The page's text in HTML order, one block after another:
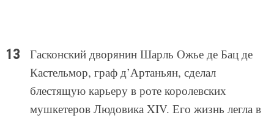
Гасконский дворянин Шарль Ожье де Бац де
Кастельмор, граф д’Артаньян, сделал
блестящую карьеру в роте королевских
мушкетеров Людовика XIV. Его жизнь легла в